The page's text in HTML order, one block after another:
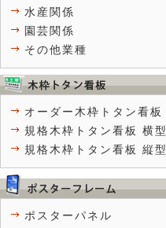
水産関係
園芸関係
その他業種
オーダー木枠トタン看板
規格木枠トタン看板 横型
規格木枠トタン看板 縦型
ポスターパネル